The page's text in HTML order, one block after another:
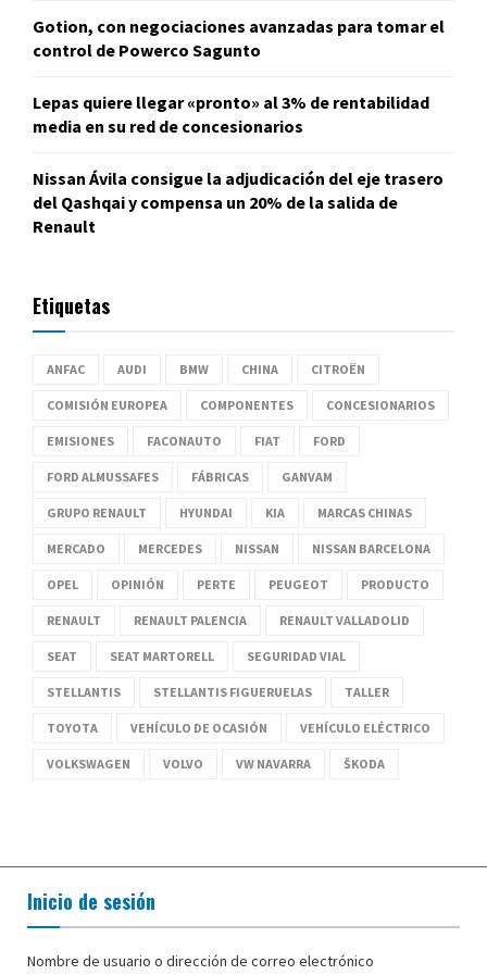
Gotion, con negociaciones avanzadas para tomar el
control de Powerco Sagunto
Lepas quiere llegar «pronto» al 3% de rentabilidad
media en su red de concesionarios
Nissan Ávila consigue la adjudicación del eje trasero
del Qashqai y compensa un 20% de la salida de
Renault
Etiquetas
ANFAC AUDI BMW CHINA CITROËN
COMISIÓN EUROPEA COMPONENTES CONCESIONARIOS
EMISIONES FACONAUTO FIAT FORD
FORD ALMUSSAFES FÁBRICAS GANVAM
GRUPO RENAULT HYUNDAI KIA MARCAS CHINAS
MERCADO MERCEDES NISSAN NISSAN BARCELONA
OPEL OPINIÓN PERTE PEUGEOT PRODUCTO
RENAULT RENAULT PALENCIA RENAULT VALLADOLID
SEAT SEAT MARTORELL SEGURIDAD VIAL
STELLANTIS STELLANTIS FIGUERUELAS TALLER
TOYOTA VEHÍCULO DE OCASIÓN VEHÍCULO ELÉCTRICO
VOLKSWAGEN VOLVO VW NAVARRA ŠKODA
Inicio de sesión
Nombre de usuario o dirección de correo electrónico